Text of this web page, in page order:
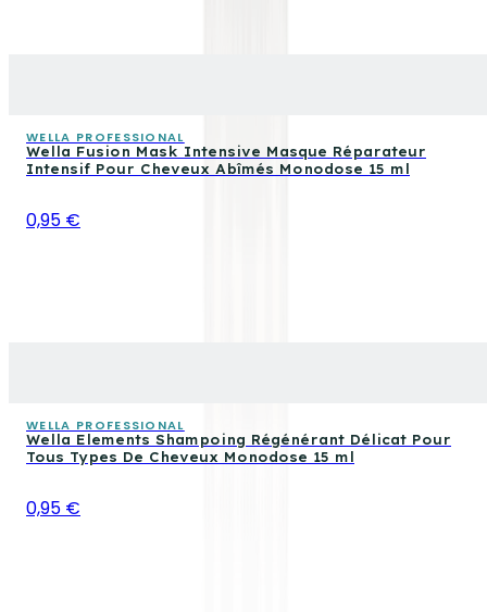
WELLA PROFESSIONAL
Wella Fusion Mask Intensive Masque Réparateur
Intensif Pour Cheveux Abîmés Monodose 15 ml
0,95 €
WELLA PROFESSIONAL
Wella Elements Shampoing Régénérant Délicat Pour
Tous Types De Cheveux Monodose 15 ml
0,95 €